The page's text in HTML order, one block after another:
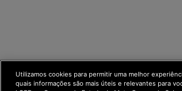
SETDIG | Secretaria-
Utilizamos cookies para permitir uma melhor
quais informações são mais úteis e relevantes para